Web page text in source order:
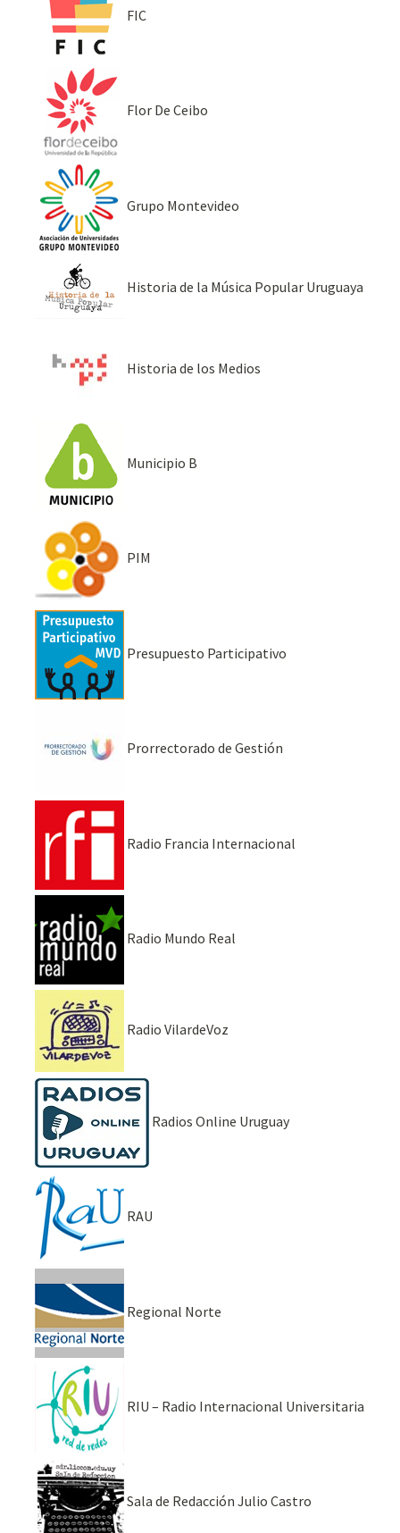
FIC
Flor De Ceibo
Grupo Montevideo
Historia de la Música Popular Uruguaya
Historia de los Medios
Municipio B
PIM
Presupuesto Participativo
Prorrectorado de Gestión
Radio Francia Internacional
Radio Mundo Real
Radio VilardeVoz
Radios Online Uruguay
RAU
Regional Norte
RIU – Radio Internacional Universitaria
Sala de Redacción Julio Castro